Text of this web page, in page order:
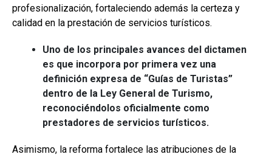
profesionalización, fortaleciendo además la certeza y
calidad en la prestación de servicios turísticos.
Uno de los principales avances del dictamen
es que incorpora por primera vez una
definición expresa de “Guías de Turistas”
dentro de la Ley General de Turismo,
reconociéndolos oficialmente como
prestadores de servicios turísticos.
Asimismo, la reforma fortalece las atribuciones de la